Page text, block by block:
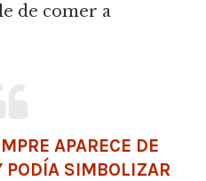
de comer a
APARECE DE
PODÍA SIMBOLIZAR